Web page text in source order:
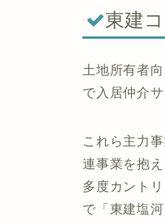
東建
土地所有者
で入居仲介
これら主力
連事業を抱
多度カント
で「東建塩